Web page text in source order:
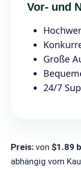
Vor- und
Große
24/7
Preis:von $1.89
abhängig vom